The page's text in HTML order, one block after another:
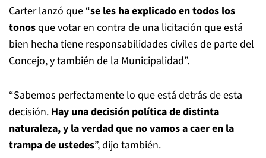
Carter lanzó que “se les ha explicado en todos los
tonosque votar en contra de una licitación que está
bien hecha tiene responsabilidades civiles de parte del
Concejo, y también de la Municipalidad”.
“Sabemos perfectamente lo que está detrás de esta
decisión. Hay una decisión política de distinta
naturaleza, y la verdad que no vamos a caer en la
trampa de ustedes”, dijo también.